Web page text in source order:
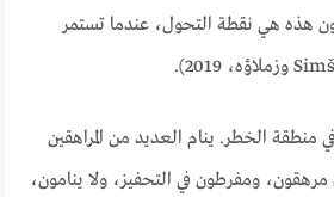
هذه هي نقطة التحول، عندما تستمر
منطقة الخطر. ينام العديد من المراهقين
ومفرطون في التحفيز، ولا ينامون،